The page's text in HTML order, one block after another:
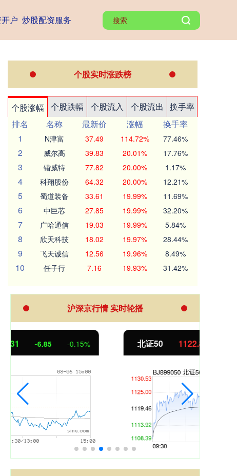
户 炒股配资服务
个股实时涨跌榜
个股涨幅 个股跌幅 个股流入 个股流出
换手率
排名
名称 最新价 涨幅
换手率
1
N津富 37.49 114.72% 77.46%
2 威尔高 39.83 20.01% 17.76%
3 锴威特 77.82 20.00% 1.17%
4 科翔股份 64.32 20.00% 12.21%
5 蜀道装备 33.61 19.99% 11.69%
6 中巨芯 27.85 19.99% 32.20%
7 广哈通信 19.03 19.99% 5.84%
8 欣天科技 18.02 19.97% 28.44%
9 飞天诚信 12.56 19.96% 8.49%
10 任子行 7.16 19.93% 31.42%
沪深京行情 实时轮播
北证50 1122.88 3.42 0.30%